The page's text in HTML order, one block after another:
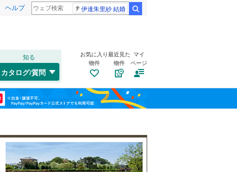
ヘルプ 伊達朱里紗 結婚
知る
カタログ/質問
お気に入り
物件
最近見た
物件
マイ
ページ
福島 大和郡山市(5)
桜井市(3)
宇陀市(2)
生駒郡三郷町(1)
桜井線(13)
近鉄橿原線(11)
近鉄生駒線
近鉄生駒ケーブル(2)
南道路（3）
古家あり（2）